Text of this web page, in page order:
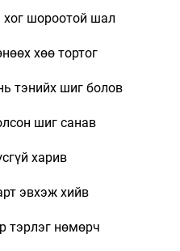
шороотой шал
хөө тортог
тэнийх шиг болов
шиг санав
харив
эвхэж хийв
тэрлэг нөмөрч